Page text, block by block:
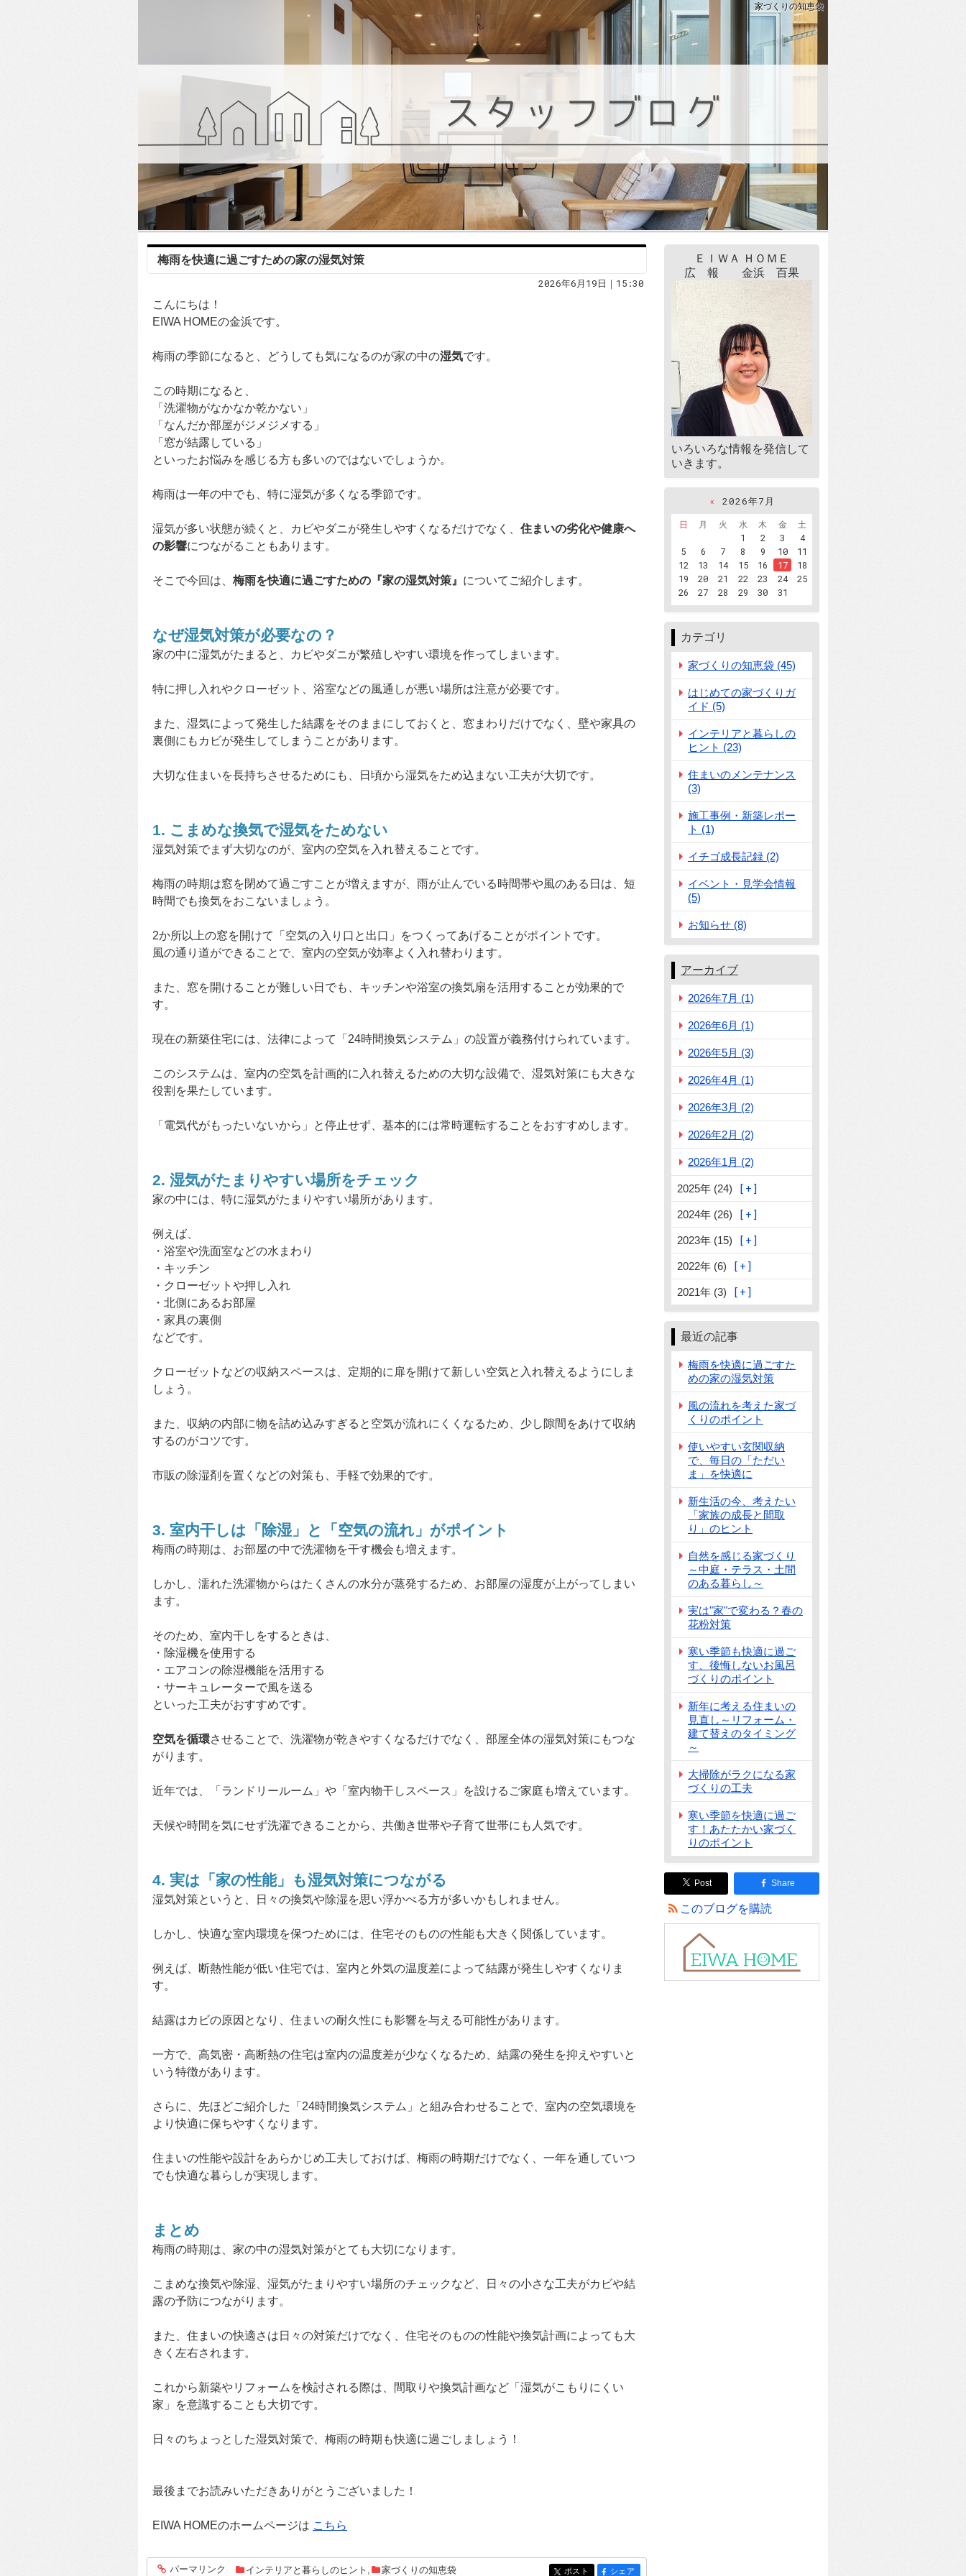
家づくりの知恵袋
梅雨を快適に過ごすための家の湿気対策
2026年6月19日｜15:30
こんにちは！
EIWA HOMEの金浜です。
梅雨の季節になると、どうしても気になるのが家の中の湿気です。
この時期になると、
「洗濯物がなかなか乾かない」
「なんだか部屋がジメジメする」
「窓が結露している」
といったお悩みを感じる方も多いのではないでしょうか。
梅雨は一年の中でも、特に湿気が多くなる季節です。
湿気が多い状態が続くと、カビやダニが発生しやすくなるだけでなく、 住まいの劣化や健康へ
の影響につながることもあります。
そこで今回は、 梅雨を快適に過ごすための『家の湿気対策』 についてご紹介します。
なぜ湿気対策が必要なの？
家の中に湿気がたまると、カビやダニが繁殖しやすい環境を作ってしまいます。
特に押し入れやクローゼット、浴室などの風通しが悪い場所は注意が必要です。
また、湿気によって発生した結露をそのままにしておくと、窓まわりだけでなく、壁や家具の
裏側にもカビが発生してしまうことがあります。
大切な住まいを長持ちさせるためにも、日頃から湿気をため込まない工夫が大切です。
1. こまめな換気で湿気をためない
湿気対策でまず大切なのが、室内の空気を入れ替えることです。
梅雨の時期は窓を閉めて過ごすことが増えますが、雨が止んでいる時間帯や風のある日は、短
時間でも換気をおこないましょう。
2か所以上の窓を開けて「空気の入り口と出口」をつくってあげることがポイントです。
風の通り道ができることで、室内の空気が効率よく入れ替わります。
また、窓を開けることが難しい日でも、キッチンや浴室の換気扇を活用することが効果的で
す。
現在の新築住宅には、法律によって「24時間換気システム」の設置が義務付けられています。
このシステムは、室内の空気を計画的に入れ替えるための大切な設備で、湿気対策にも大きな
役割を果たしています。
「電気代がもったいないから」と停止せず、基本的には常時運転することをおすすめします。
2. 湿気がたまりやすい場所をチェック
家の中には、特に湿気がたまりやすい場所があります。
例えば、
・浴室や洗面室などの水まわり
・キッチン
・クローゼットや押し入れ
・北側にあるお部屋
・家具の裏側
などです。
クローゼットなどの収納スペースは、定期的に扉を開けて新しい空気と入れ替えるようにしま
しょう。
また、収納の内部に物を詰め込みすぎると空気が流れにくくなるため、少し隙間をあけて収納
するのがコツです。
市販の除湿剤を置くなどの対策も、手軽で効果的です。
3. 室内干しは「除湿」と「空気の流れ」がポイント
梅雨の時期は、お部屋の中で洗濯物を干す機会も増えます。
しかし、濡れた洗濯物からはたくさんの水分が蒸発するため、お部屋の湿度が上がってしまい
ます。
そのため、室内干しをするときは、
・除湿機を使用する
・エアコンの除湿機能を活用する
・サーキュレーターで風を送る
といった工夫がおすすめです。
空気を循環させることで、洗濯物が乾きやすくなるだけでなく、部屋全体の湿気対策にもつな
がります。
近年では、「ランドリールーム」や「室内物干しスペース」を設けるご家庭も増えています。
天候や時間を気にせず洗濯できることから、共働き世帯や子育て世帯にも人気です。
4. 実は「家の性能」も湿気対策につながる
湿気対策というと、日々の換気や除湿を思い浮かべる方が多いかもしれません。
しかし、快適な室内環境を保つためには、住宅そのものの性能も大きく関係しています。
例えば、断熱性能が低い住宅では、室内と外気の温度差によって結露が発生しやすくなりま
す。
結露はカビの原因となり、住まいの耐久性にも影響を与える可能性があります。
一方で、高気密・高断熱の住宅は室内の温度差が少なくなるため、結露の発生を抑えやすいと
いう特徴があります。
さらに、先ほどご紹介した「24時間換気システム」と組み合わせることで、室内の空気環境を
より快適に保ちやすくなります。
住まいの性能や設計をあらかじめ工夫しておけば、梅雨の時期だけでなく、一年を通していつ
でも快適な暮らしが実現します。
まとめ
梅雨の時期は、家の中の湿気対策がとても大切になります。
こまめな換気や除湿、湿気がたまりやすい場所のチェックなど、日々の小さな工夫がカビや結
露の予防につながります。
また、住まいの快適さは日々の対策だけでなく、住宅そのものの性能や換気計画によっても大
きく左右されます。
これから新築やリフォームを検討される際は、間取りや換気計画など「湿気がこもりにくい
家」を意識することも大切です。
日々のちょっとした湿気対策で、梅雨の時期も快適に過ごしましょう！
最後までお読みいただきありがとうございました！
EIWA HOMEのホームページは こちら
entry287
パーマリンク インテリアと暮らしのヒント 家づくりの知恵袋 entry287
ポスト entry287
シェア
ＥＩＷＡ ＨＯＭＥ
広 報 金浜 百果
いろいろな情報を発信して
いきます。
« 2026年7月
日
月 火 水 木 金
土
1
2 3
4
5
6 7 8 9 10
11
12
13 14 15 16 17
18
19
20 21 22 23 24
25
26
27 28 29 30 31
カテゴリ
家づくりの知恵袋 (45)
はじめての家づくりガ
イド (5)
インテリアと暮らしの
ヒント (23)
住まいのメンテナンス
(3)
施工事例・新築レポー
ト (1)
イチゴ成長記録 (2)
イベント・見学会情報
(5)
お知らせ (8)
アーカイブ
2026年7月 (1)
2026年6月 (1)
2026年5月 (3)
2026年4月 (1)
2026年3月 (2)
2026年2月 (2)
2026年1月 (2)
2025年 (24)
2024年 (26)
2023年 (15)
2022年 (6)
2021年 (3)
最近の記事
梅雨を快適に過ごすた
めの家の湿気対策
風の流れを考えた家づ
くりのポイント
使いやすい玄関収納
で、毎日の「ただい
ま」を快適に
新生活の今、考えたい
「家族の成長と間取
り」のヒント
自然を感じる家づくり
～中庭・テラス・土間
のある暮らし～
実は"家"で変わる？春の
花粉対策
寒い季節も快適に過ご
す、後悔しないお風呂
づくりのポイント
新年に考える住まいの
見直し～リフォーム・
建て替えのタイミング
～
大掃除がラクになる家
づくりの工夫
寒い季節を快適に過ご
す！あたたかい家づく
りのポイント
Post Share
このブログを購読